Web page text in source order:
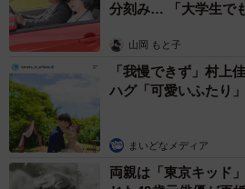
分刻み… 「大学生で
山岡 もと子
「我慢できず」村上
ハグ「可愛いふたり
まいどなメディア
両親は「東京キッド